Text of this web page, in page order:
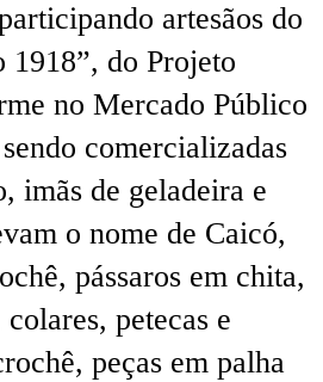
artesãos do
1918”, do Projeto
no Mercado Público
comercializadas
imãs de geladeira e
o nome de Caicó,
pássaros em chita,
petecas e
peças em palha